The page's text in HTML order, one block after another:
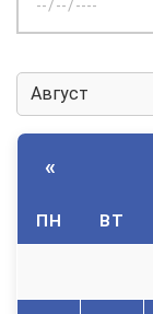
дату:
«
ПН ВТ